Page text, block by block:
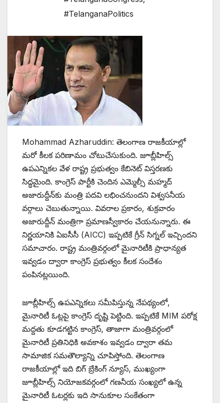
#TelanganaPolitics
Mohammad Azharuddin: తెలంగాణ రాజకీయాల్లో
మరో కీలక పరిణామం చోటుచేసుకుంది. జూబ్లీహిల్స్
ఉపఎన్నికల వేళ రాష్ట్ర ప్రభుత్వం కేబినెట్ విస్తరణకు
సిద్ధమైంది. కాంగ్రెస్ పార్టీకి చెందిన ఎమ్మెల్సీ మహ్మద్
అజారుద్దీన్‌కు మంత్రి పదవి లభించనుందని విశ్వసనీయ
వర్గాలు చెబుతున్నాయి. వివరాల ప్రకారం, శుక్రవారం
అజారుద్దీన్ మంత్రిగా ప్రమాణస్వీకారం చేయనున్నారు. ఈ
నిర్ణయానికి ఏఐసీసీ (AICC) ఇప్పటికే గ్రీన్ సిగ్నల్ ఇచ్చిందని
సమాచారం. రాష్ట్ర మంత్రివర్గంలో మైనారిటీకి ప్రాధాన్యత
ఇవ్వడం ద్వారా కాంగ్రెస్ ప్రభుత్వం కీలక సందేశం
పంపినట్లయింది.
జూబ్లీహిల్స్ ఉపఎన్నికలు సమీపిస్తున్న నేపథ్యంలో,
మైనారిటీ ఓట్లపై కాంగ్రెస్ దృష్టి పెట్టింది. ఇప్పటికే MIM పరోక్ష
మద్దతు కూడగట్టిన కాంగ్రెస్, తాజాగా మంత్రివర్గంలో
మైనారిటీ ప్రతినిధికి అవకాశం ఇవ్వడం ద్వారా తమ
సామాజిక సమతౌల్యాన్ని చూపిస్తోంది. తెలంగాణ
రాజకీయాల్లో ఇది బిగ్ బ్రేకింగ్ న్యూస్, ముఖ్యంగా
జూబ్లీహిల్స్ నియోజకవర్గంలో గణనీయ సంఖ్యలో ఉన్న
మైనారిటీ ఓటర్లకు ఇది సానుకూల సంకేతంగా